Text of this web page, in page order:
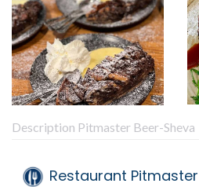
Description Pitmaster Beer-Sheva
Restaurant